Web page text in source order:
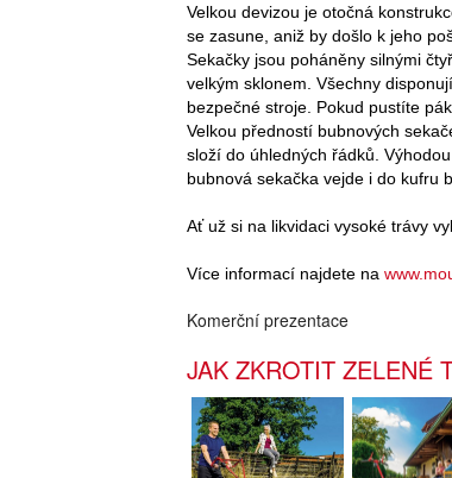
Velkou devizou je otočná
se zasune, aniž by došlo k jeho
Sekačky jsou poháněny silnými
velkým sklonem. Všechny
bezpečné stroje. Pokud pustíte
Velkou předností bubnových
složí do úhledných řádků.
bubnová sekačka vejde i do kufru
Ať už si na likvidaci vysoké trávy
Více informací najdete na
Komerční prezentace
JAK ZKROTIT ZELENÉ